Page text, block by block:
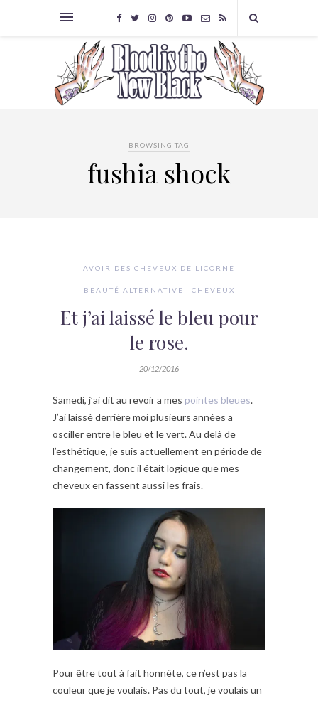
BROWSING TAG
fushia shock
AVOIR DES CHEVEUX DE LICORNE
BEAUTÉ ALTERNATIVE CHEVEUX
Et j’ai laissé le bleu pour
le rose.
20/12/2016
Samedi, j’ai dit au revoir a mes pointes bleues.
J’ai laissé derrière moi plusieurs années a
osciller entre le bleu et le vert. Au delà de
l’esthétique, je suis actuellement en période de
changement, donc il était logique que mes
cheveux en fassent aussi les frais.
Pour être tout à fait honnête, ce n’est pas la
couleur que je voulais. Pas du tout, je voulais un